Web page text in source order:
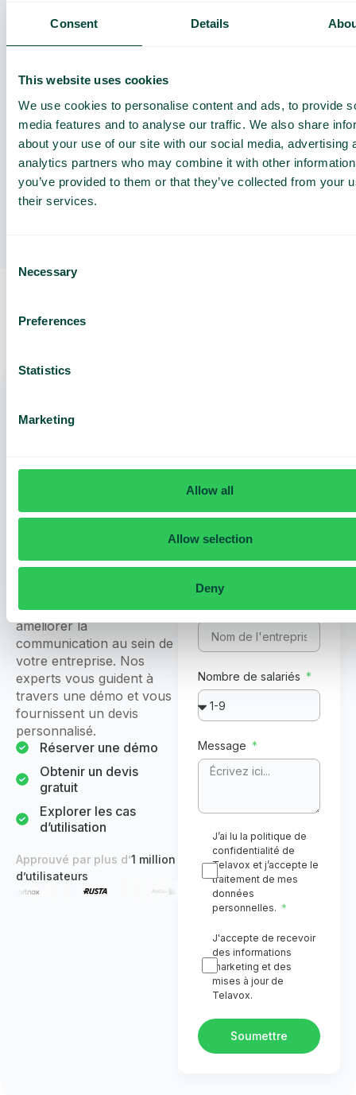
Consent Details
This website uses cookies
We use cookies to personalise content and ads, to provide
media features and to analyse our traffic. We also share
about your use of our site with our social media, advertising
analytics partners who may combine it with other
you’ve provided to them or that they’ve collected from your
their services.
Selection
Necessary
Preferences
Statistics
Marketing
Allow all
Allow selection
Deny
Que puis-je faire avec l’intégration Telavox avec
De quelles licences ai-je besoin ?
Comment fonctionne la recherche de contacts ?
démo et un
devis sur
votre
entreprise
Découvrez comment
gagner du temps et
améliorer la
communication au sein de
votre entreprise. Nos
experts vous guident à
travers une démo et vous
fournissent un devis
personnalisé.
Réserver une démo
Obtenir un devis
gratuit
Explorer les cas
d’utilisation
Approuvé par plus d’1 million
d’utilisateurs
Numéro
téléphone
Nom de l'entreprise
Nombre de salariés
Message
J’ai lu la politique de
confidentialité de
Telavox et j’accepte le
traitement de mes
données
personnelles.
J'accepte de recevoir
des informations
marketing et des
mises à jour de
Telavox.
Soumettre